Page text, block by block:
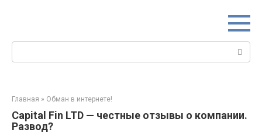
Поиск:
Главная » Обман в интернете!
Capital Fin LTD — честные отзывы о компании.
Развод?